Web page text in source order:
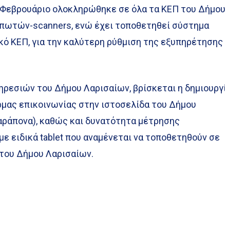
Φεβρουάριο ολοκληρώθηκε σε όλα τα ΚΕΠ του
scanners, ενώ έχει τοποθετηθεί σύστημα
ΚΕΠ, για την καλύτερη ρύθμιση της εξυπηρέτησης
του Δήμου Λαρισαίων, βρίσκεται η
επικοινωνίας στην ιστοσελίδα του Δήμου
καθώς και δυνατότητα μέτρησης
ειδικά tablet που αναμένεται να τοποθετηθούν σε
Δήμου Λαρισαίων.